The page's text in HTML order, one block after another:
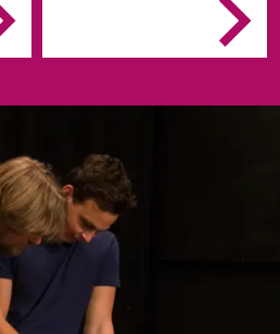
Je checkt de werking
van de installatie en
apparatuur
Je zorgt dat alles op
de juiste plek wordt
geplaatst en
geïnstalleerd
nodig is
Je bedient de